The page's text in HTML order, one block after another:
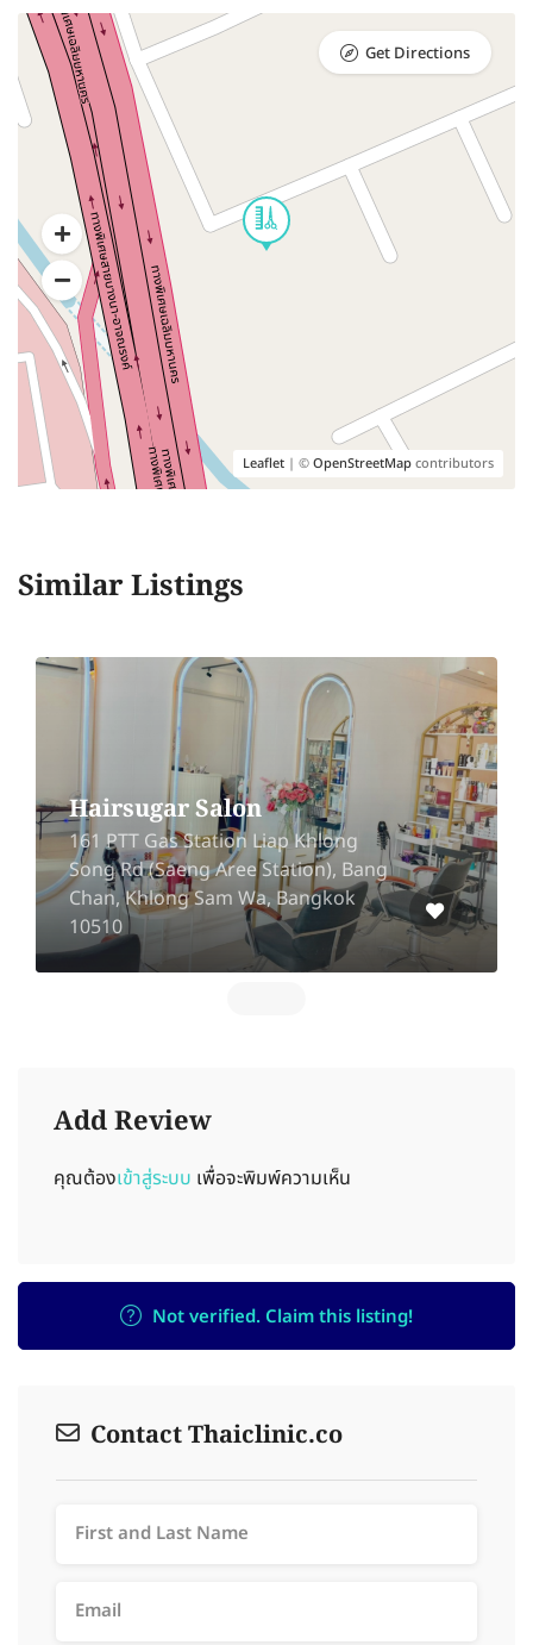
Leaflet | ©OpenStreetMapcontributors
Get Directions
Similar Listings
Hairsugar Salon
161 PTT Gas Station Liap Khlong
Song Rd (Saeng Aree Station), Bang
Chan, Khlong Sam Wa, Bangkok
10510
Add Review
คุณต้องเข้าสู่ระบบ เพื่อจะพิมพ์ความเห็น
Not verified. Claim this listing!
Contact Thaiclinic.co